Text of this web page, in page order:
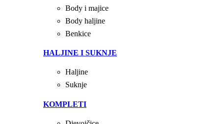
Body i majice
Body haljine
Benkice
HALJINE I SUKNJE
Haljine
Suknje
KOMPLETI